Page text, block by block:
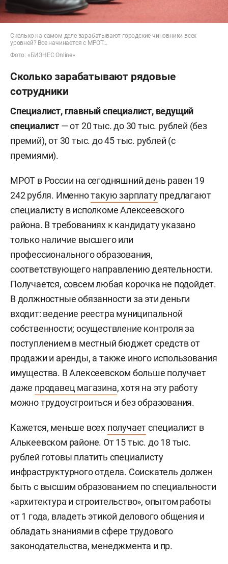
Сколько на самом деле зарабатывают городские чиновники всех
уровней? Все начинается с МРОТ…
Фото: «БИЗНЕС Online»
Сколько зарабатывают рядовые
сотрудники
Специалист, главный специалист, ведущий
специалист — от 20 тыс. до 30 тыс. рублей (без
премий), от 30 тыс. до 45 тыс. рублей (с
премиями).
МРОТ в России на сегодняшний день равен 19
242 рубля. Именнотакую зарплатупредлагают
специалисту в исполкоме Алексеевского
района. В требованиях к кандидату указано
только наличие высшего или
профессионального образования,
соответствующего направлению деятельности.
Получается, совсем любая корочка не подойдет.
В должностные обязанности за эти деньги
входит: ведение реестра муниципальной
собственности; осуществление контроля за
поступлением в местный бюджет средств от
продажи и аренды, а также иного использования
имущества. В Алексеевском больше получает
даже продавец магазина, хотя на эту работу
можно трудоустроиться и без образования.
Кажется, меньше всех получаетспециалист в
Алькеевском районе. От 15 тыс. до 18 тыс.
рублей готовы платить специалисту
инфраструктурного отдела. Соискатель должен
быть с высшим образованием по специальности
«архитектура и строительство», опытом работы
от 1 года, владеть этикой делового общения и
обладать знаниями в сфере трудового
законодательства, менеджмента и пр.